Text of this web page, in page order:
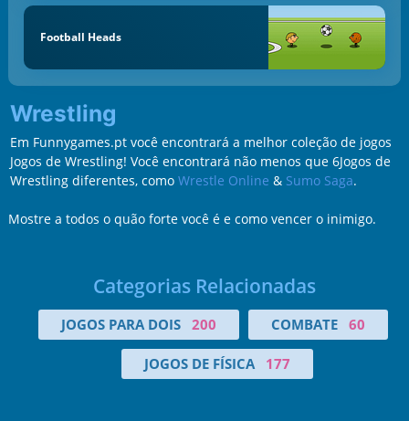
Football Heads
Wrestling
Em Funnygames.pt você encontrará a melhor coleção de jogos
Jogos de Wrestling! Você encontrará não menos que 6Jogos de
Wrestling diferentes, como Wrestle Online & Sumo Saga.
Mostre a todos o quão forte você é e como vencer o inimigo.
Categorias Relacionadas
JOGOS PARA DOIS 200 COMBATE 60
JOGOS DE FÍSICA 177